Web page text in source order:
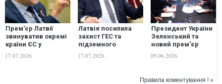
Прем'єр Латвії
звинуватив окремі
країни ЄС у
сум" на війні Росії
17.07.2026
Латвія посилила
захист ГЕС та
підземного
загрозу російських
17.07.2026
Президент України
Зеленський та
новий прем'єр
підписали Drone
09.06.2026
Правила коментування ! »